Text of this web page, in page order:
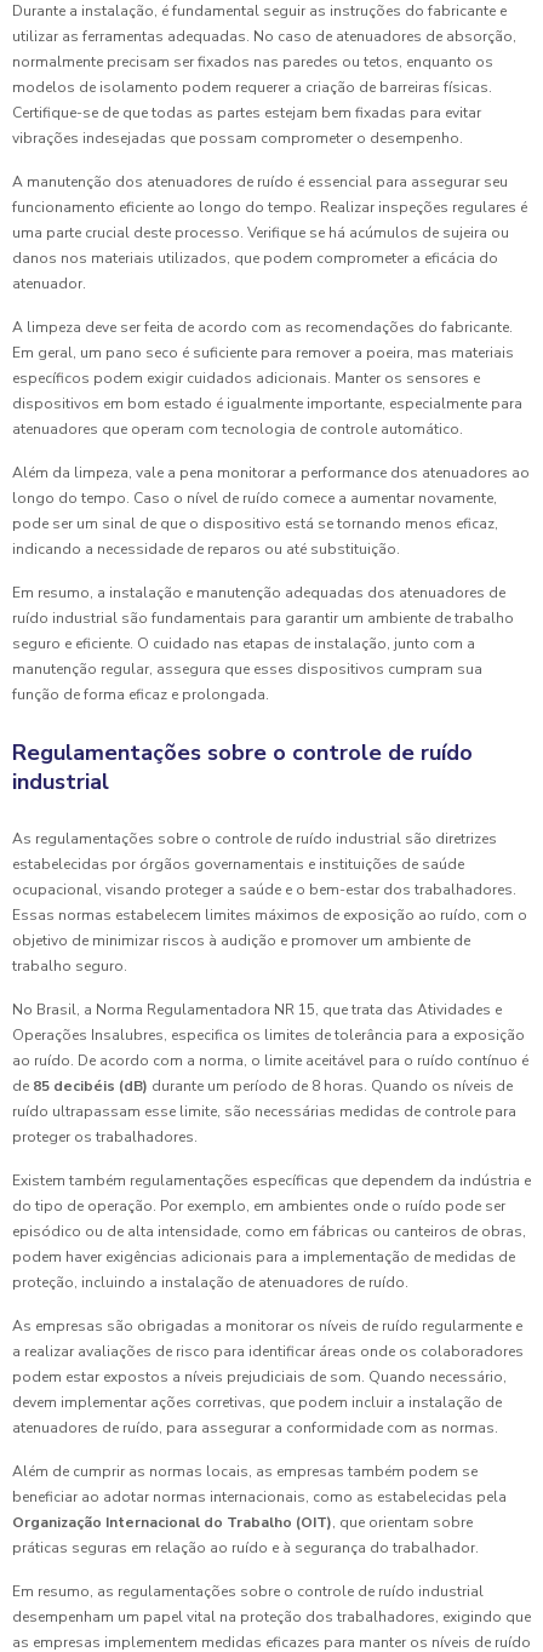
Durante a instalação, é fundamental seguir as instruções do fabricante e
utilizar as ferramentas adequadas. No caso de atenuadores de absorção,
normalmente precisam ser fixados nas paredes ou tetos, enquanto os
modelos de isolamento podem requerer a criação de barreiras físicas.
Certifique-se de que todas as partes estejam bem fixadas para evitar
vibrações indesejadas que possam comprometer o desempenho.
A manutenção dos atenuadores de ruído é essencial para assegurar seu
funcionamento eficiente ao longo do tempo. Realizar inspeções regulares é
uma parte crucial deste processo. Verifique se há acúmulos de sujeira ou
danos nos materiais utilizados, que podem comprometer a eficácia do
atenuador.
A limpeza deve ser feita de acordo com as recomendações do fabricante.
Em geral, um pano seco é suficiente para remover a poeira, mas materiais
específicos podem exigir cuidados adicionais. Manter os sensores e
dispositivos em bom estado é igualmente importante, especialmente para
atenuadores que operam com tecnologia de controle automático.
Além da limpeza, vale a pena monitorar a performance dos atenuadores ao
longo do tempo. Caso o nível de ruído comece a aumentar novamente,
pode ser um sinal de que o dispositivo está se tornando menos eficaz,
indicando a necessidade de reparos ou até substituição.
Em resumo, a instalação e manutenção adequadas dos atenuadores de
ruído industrial são fundamentais para garantir um ambiente de trabalho
seguro e eficiente. O cuidado nas etapas de instalação, junto com a
manutenção regular, assegura que esses dispositivos cumpram sua
função de forma eficaz e prolongada.
Regulamentações sobre o controle de ruído
industrial
As regulamentações sobre o controle de ruído industrial são diretrizes
estabelecidas por órgãos governamentais e instituições de saúde
ocupacional, visando proteger a saúde e o bem-estar dos trabalhadores.
Essas normas estabelecem limites máximos de exposição ao ruído, com o
objetivo de minimizar riscos à audição e promover um ambiente de
trabalho seguro.
No Brasil, a Norma Regulamentadora NR 15, que trata das Atividades e
Operações Insalubres, especifica os limites de tolerância para a exposição
ao ruído. De acordo com a norma, o limite aceitável para o ruído contínuo é
de 85 decibéis (dB) durante um período de 8 horas. Quando os níveis de
ruído ultrapassam esse limite, são necessárias medidas de controle para
proteger os trabalhadores.
Existem também regulamentações específicas que dependem da indústria e
do tipo de operação. Por exemplo, em ambientes onde o ruído pode ser
episódico ou de alta intensidade, como em fábricas ou canteiros de obras,
podem haver exigências adicionais para a implementação de medidas de
proteção, incluindo a instalação de atenuadores de ruído.
As empresas são obrigadas a monitorar os níveis de ruído regularmente e
a realizar avaliações de risco para identificar áreas onde os colaboradores
podem estar expostos a níveis prejudiciais de som. Quando necessário,
devem implementar ações corretivas, que podem incluir a instalação de
atenuadores de ruído, para assegurar a conformidade com as normas.
Além de cumprir as normas locais, as empresas também podem se
beneficiar ao adotar normas internacionais, como as estabelecidas pela
Organização Internacional do Trabalho (OIT), que orientam sobre
práticas seguras em relação ao ruído e à segurança do trabalhador.
Em resumo, as regulamentações sobre o controle de ruído industrial
desempenham um papel vital na proteção dos trabalhadores, exigindo que
as empresas implementem medidas eficazes para manter os níveis de ruído